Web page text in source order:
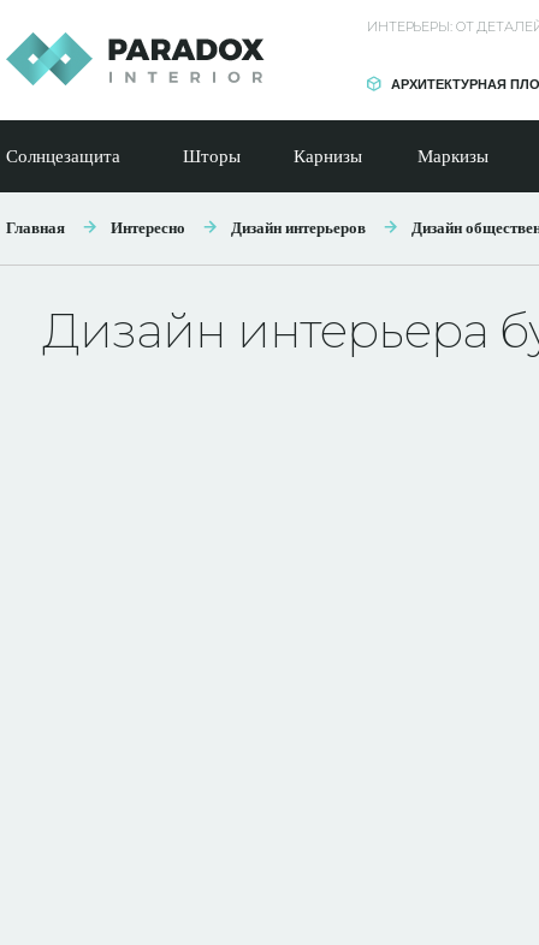
ИНТЕРЬЕРЫ: ОТ
АРХИТЕКТУРНАЯ
Солнцезащита Шторы Карнизы Маркизы
Главная Интересно Дизайн интерьеров Дизайн
Дизайн интерьера